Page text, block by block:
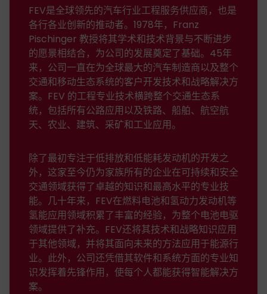
FEV是全球领先的汽车行业工程服务供应商，也是
各行各业创新的推动者。1978年，Franz
Pischinger 教授将其学术和技术背景与不断进步
的愿景相结合，为公司的发展奠定了基础。45年
来，公司一直在为全球最大的汽车制造商以及整个
交通和移动生态系统的客户开发技术和战略解决方
案。FEV 的工程专业技术横跨整个交通生态系
统，包括所有公路应用以及铁路、船舶、航空航
天、农业、建筑、采矿和工业应用。
除了最初专注于低排放和低能耗发动机的开发之
外，这家至今仍为家族所有的企业在可持续和安全
交通领域获得了卓越的知识和最高水平的专业技
能。几十年来，FEV在燃料电池和氢动力发动机等
氢能应用领域积累了丰富的经验，为整个电池电驱
领域提供了补充。FEV还将其技术和战略知识应用
于其他领域，并将其面向未来的方法应用于能源行
业。此外，公司还凭借其软件和系统方面的专业知
识发挥着先锋作用，使每个人都能获得智能解决方
案。